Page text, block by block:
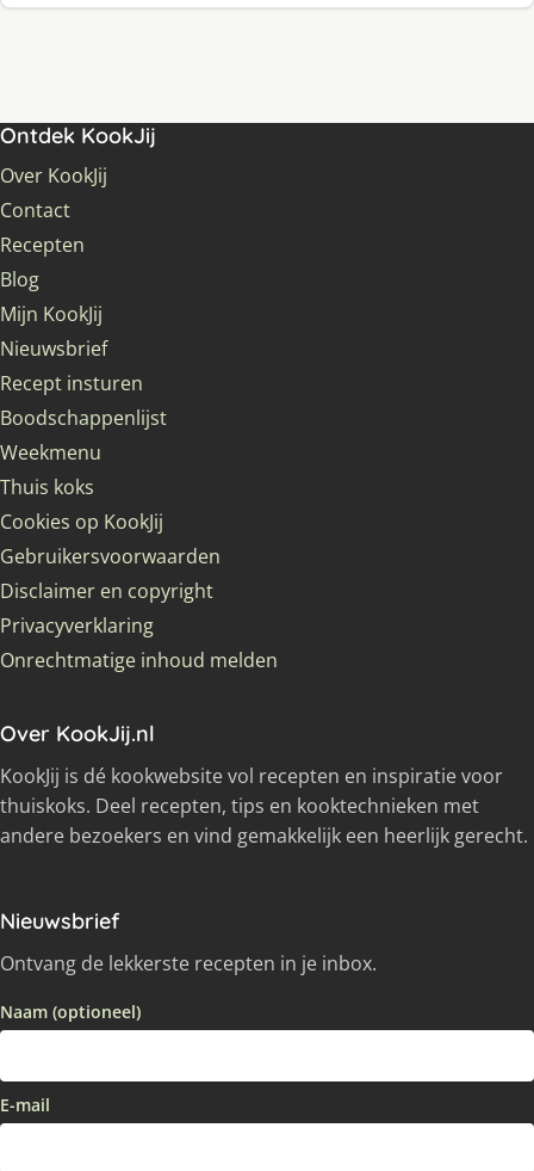
Ontdek KookJij
Over KookJij
Contact
Recepten
Blog
Mijn KookJij
Nieuwsbrief
Recept insturen
Boodschappenlijst
Weekmenu
Thuis koks
Cookies op KookJij
Gebruikersvoorwaarden
Disclaimer en copyright
Privacyverklaring
Onrechtmatige inhoud melden
Over KookJij.nl
KookJij is dé kookwebsite vol recepten en inspiratie voor
thuiskoks. Deel recepten, tips en kooktechnieken met
andere bezoekers en vind gemakkelijk een heerlijk gerecht.
Nieuwsbrief
Ontvang de lekkerste recepten in je inbox.
Naam (optioneel)
E-mail